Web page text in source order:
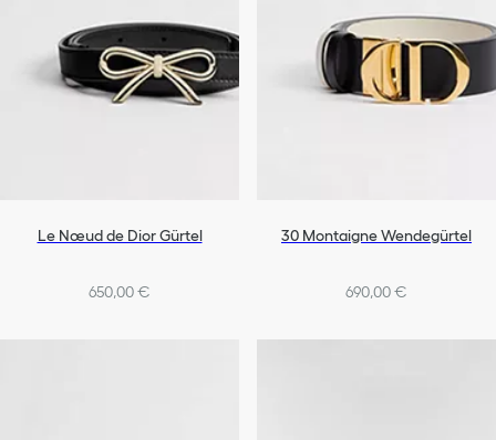
Le Nœud de Dior Gürtel
650,00 €
30 Montaigne Wendegürtel
690,00 €